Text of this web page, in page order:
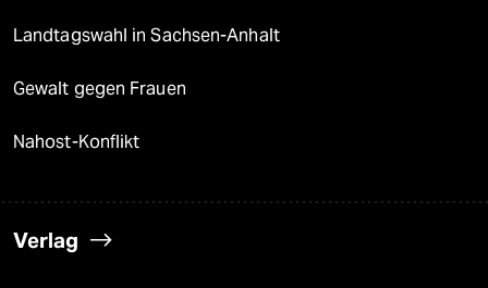
Landtagswahl in Sachsen-Anhalt
Gewalt gegen Frauen
Nahost-Konflikt
Verlag